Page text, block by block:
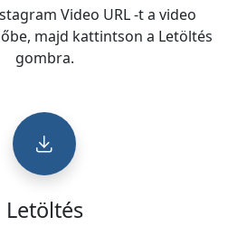
Video URL -t a video
majd kattintson a Letöltés
gombra.
Letöltés